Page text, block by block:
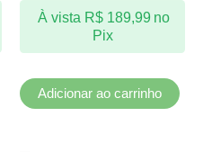
À vista R$189,99 no
Pix
Adicionar ao carrinho